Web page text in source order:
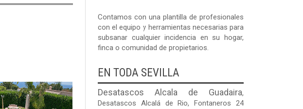
Contamos con una plantilla de profesionales
con el equipo y herramientas necesarias para
subsanar cualquier incidencia en su hogar,
finca o comunidad de propietarios.
EN TODA SEVILLA
Desatascos Alcala de Guadaira,
Desatascos Alcalá de Rio,Fontaneros 24